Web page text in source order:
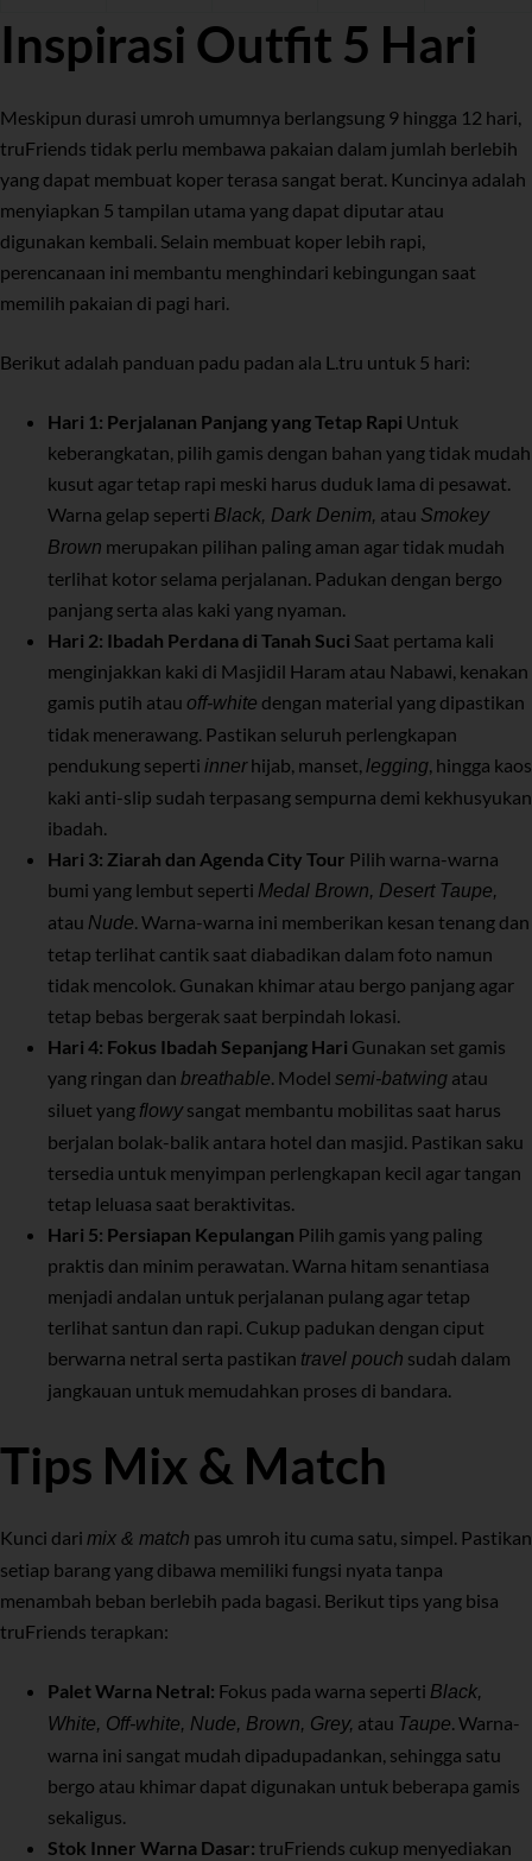
Inspirasi Outfit 5 Hari
Meskipun durasi umroh umumnya berlangsung 9 hingga 12 hari,
truFriends tidak perlu membawa pakaian dalam jumlah berlebih
yang dapat membuat koper terasa sangat berat. Kuncinya adalah
menyiapkan 5 tampilan utama yang dapat diputar atau
digunakan kembali. Selain membuat koper lebih rapi,
perencanaan ini membantu menghindari kebingungan saat
memilih pakaian di pagi hari.
Berikut adalah panduan padu padan ala L.tru untuk 5 hari:
Hari 1: Perjalanan Panjang yang Tetap Rapi Untuk
keberangkatan, pilih gamis dengan bahan yang tidak mudah
kusut agar tetap rapi meski harus duduk lama di pesawat.
Warna gelap seperti Black, Dark Denim, atau Smokey
Brown merupakan pilihan paling aman agar tidak mudah
terlihat kotor selama perjalanan. Padukan dengan bergo
panjang serta alas kaki yang nyaman.
Hari 2: Ibadah Perdana di Tanah Suci Saat pertama kali
menginjakkan kaki di Masjidil Haram atau Nabawi, kenakan
gamis putih atau off-white dengan material yang dipastikan
tidak menerawang. Pastikan seluruh perlengkapan
pendukung seperti innerhijab, manset, legging, hingga kaos
kaki anti-slip sudah terpasang sempurna demi kekhusyukan
ibadah.
Hari 3: Ziarah dan Agenda City Tour Pilih warna-warna
bumi yang lembut seperti Medal Brown, Desert Taupe,
atau Nude. Warna-warna ini memberikan kesan tenang dan
tetap terlihat cantik saat diabadikan dalam foto namun
tidak mencolok. Gunakan khimar atau bergo panjang agar
tetap bebas bergerak saat berpindah lokasi.
Hari 4: Fokus Ibadah Sepanjang Hari Gunakan set gamis
yang ringan dan breathable. Model semi-batwing atau
siluet yang flowysangat membantu mobilitas saat harus
berjalan bolak-balik antara hotel dan masjid. Pastikan saku
tersedia untuk menyimpan perlengkapan kecil agar tangan
tetap leluasa saat beraktivitas.
Hari 5: Persiapan Kepulangan Pilih gamis yang paling
praktis dan minim perawatan. Warna hitam senantiasa
menjadi andalan untuk perjalanan pulang agar tetap
terlihat santun dan rapi. Cukup padukan dengan ciput
berwarna netral serta pastikan travel pouch sudah dalam
jangkauan untuk memudahkan proses di bandara.
Tips Mix & Match
Kunci dari mix & match pas umroh itu cuma satu, simpel. Pastikan
setiap barang yang dibawa memiliki fungsi nyata tanpa
menambah beban berlebih pada bagasi. Berikut tips yang bisa
truFriends terapkan:
Palet Warna Netral: Fokus pada warna seperti Black,
White, Off-white, Nude, Brown, Grey, atau Taupe. Warna-
warna ini sangat mudah dipadupadankan, sehingga satu
bergo atau khimar dapat digunakan untuk beberapa gamis
sekaligus.
Stok Inner Warna Dasar: truFriends cukup menyediakan